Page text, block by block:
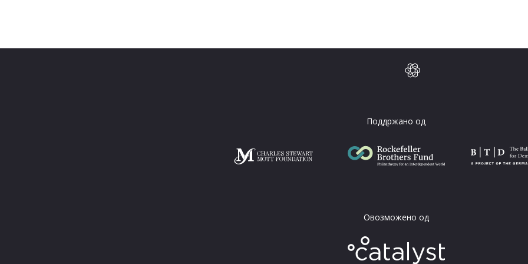
Поддржано од
Овозможено од